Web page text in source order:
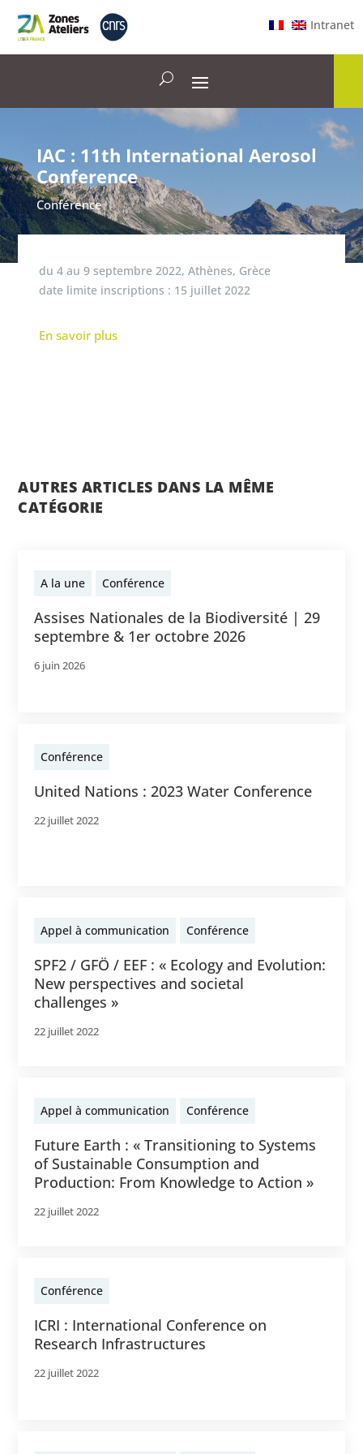
Intranet
IAC : 11th International Aerosol
Conference
Conférence
du 4 au 9 septembre 2022,Athènes, Grèce
date limite inscriptions : 15 juillet 2022
En savoir plus
AUTRES ARTICLES DANS LA MÊME
CATÉGORIE
A la une Conférence
Assises Nationales de la Biodiversité | 29
septembre & 1er octobre 2026
6 juin 2026
Conférence
United Nations : 2023 Water Conference
22 juillet 2022
Appel à communication Conférence
SPF2 / GFÖ / EEF : « Ecology and Evolution:
New perspectives and societal
challenges »
22 juillet 2022
Appel à communication Conférence
Future Earth : « Transitioning to Systems
of Sustainable Consumption and
Production: From Knowledge to Action »
22 juillet 2022
Conférence
ICRI : International Conference on
Research Infrastructures
22 juillet 2022